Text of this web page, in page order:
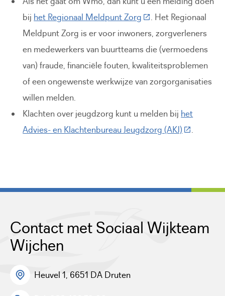
bij het Regionaal Meldpunt Zorg (Deze link gaat naar
. Het Regionaal
Meldpunt Zorg is er voor inwoners, zorgverleners
en medewerkers van buurtteams die (vermoedens
van) fraude, financiële fouten, kwaliteitsproblemen
of een ongewenste werkwijze van zorgorganisaties
willen melden.
Klachten over jeugdzorg kunt u melden bij het
Advies- en Klachtenbureau Jeugdzorg (AKJ) (Deze link
.
Contact met Sociaal Wijkteam
Wijchen
Heuvel 1, 6651 DA Druten